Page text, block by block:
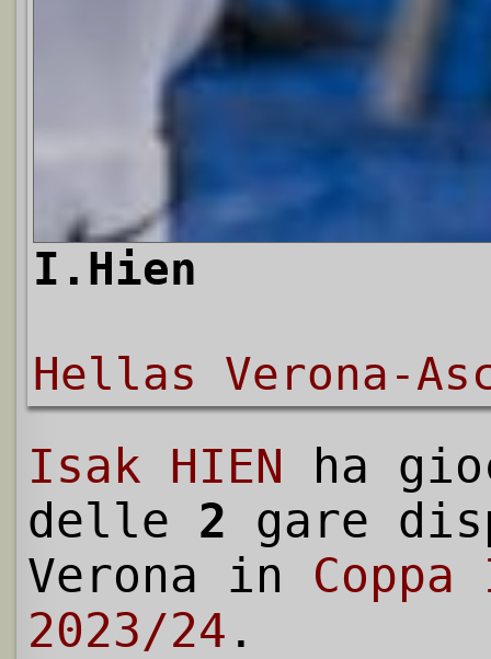
I.Hien
Hellas Verona-
Isak HIEN ha
delle 2 gare
Verona in
2023/24 .